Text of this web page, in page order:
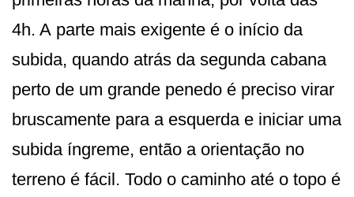
4h. A parte mais exigente é o início da
subida, quando atrás da segunda cabana
perto de um grande penedo é preciso virar
bruscamente para a esquerda e iniciar uma
subida íngreme, então a orientação no
terreno é fácil. Todo o caminho até o topo é